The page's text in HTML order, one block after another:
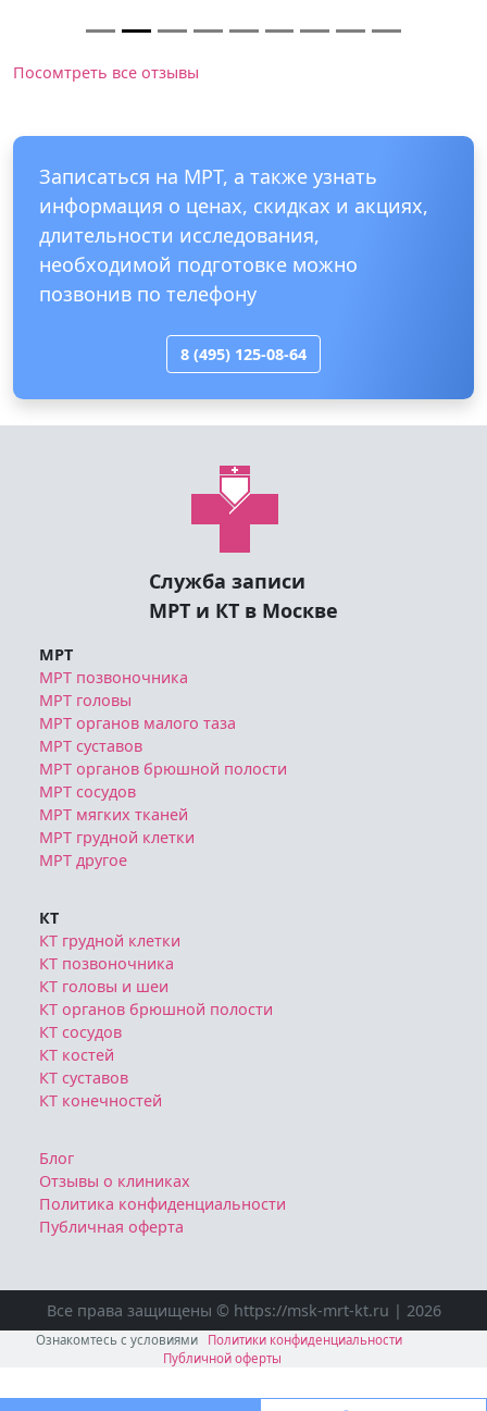
Посомтреть все отзывы
Записаться на МРТ, а также узнать
информация о ценах, скидках и акциях,
длительности исследования,
необходимой подготовке можно
позвонив по телефону
8 (495) 125-08-64
Служба записи
МРТ и КТ в Москве
МРТ
МРТ позвоночника
МРТ головы
МРТ органов малого таза
МРТ суставов
МРТ органов брюшной полости
МРТ сосудов
МРТ мягких тканей
МРТ грудной клетки
МРТ другое
КТ
КТ грудной клетки
КТ позвоночника
КТ головы и шеи
КТ органов брюшной полости
КТ сосудов
КТ костей
КТ суставов
КТ конечностей
Блог
Отзывы о клиниках
Политика конфиденциальности
Публичная оферта
Все права защищены © https://msk-mrt-kt.ru | 2026
Ознакомтесь с условиями
Политики конфиденциальности
Публичной оферты